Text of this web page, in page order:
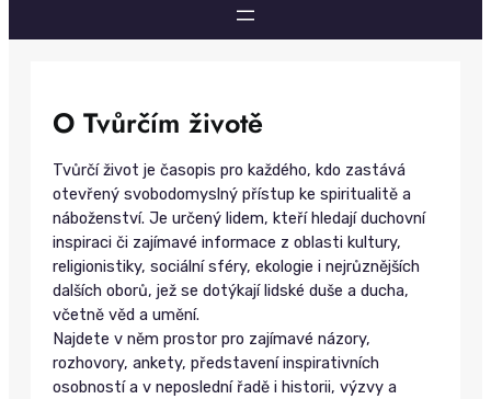
O Tvůrčím životě
Tvůrčí život je časopis pro každého, kdo zastává
otevřený svobodomyslný přístup ke spiritualitě a
náboženství. Je určený lidem, kteří hledají duchovní
inspiraci či zajímavé informace z oblasti kultury,
religionistiky, sociální sféry, ekologie i nejrůznějších
dalších oborů, jež se dotýkají lidské duše a ducha,
včetně věd a umění.
Najdete v něm prostor pro zajímavé názory,
rozhovory, ankety, představení inspirativních
osobností a v neposlední řadě i historii, výzvy a